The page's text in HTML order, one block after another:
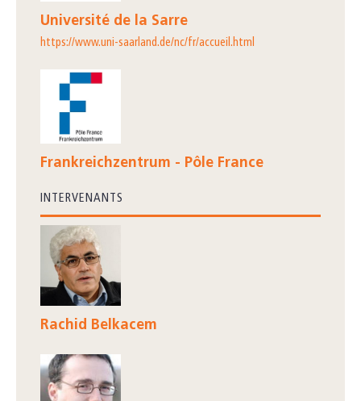
Université de la Sarre
https://www.uni-saarland.de/nc/fr/accueil.html
Frankreichzentrum - Pôle France
INTERVENANTS
Rachid Belkacem